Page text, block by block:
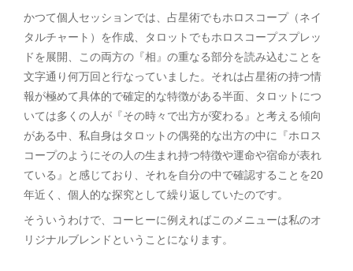
かつて個人セッションでは、占星術でもホロスコープ（ネイ
タルチャート）を作成、タロットでもホロスコープスプレッ
ドを展開、この両方の『相』の重なる部分を読み込むことを
文字通り何万回と行なっていました。それは占星術の持つ情
報が極めて具体的で確定的な特徴がある半面、タロットにつ
いては多くの人が『その時々で出方が変わる』と考える傾向
がある中、私自身はタロットの偶発的な出方の中に『ホロス
コープのようにその人の生まれ持つ特徴や運命や宿命が表れ
ている』と感じており、それを自分の中で確認することを20
年近く、個人的な探究として繰り返していたのです。
そういうわけで、コーヒーに例えればこのメニューは私のオ
リジナルブレンドということになります。